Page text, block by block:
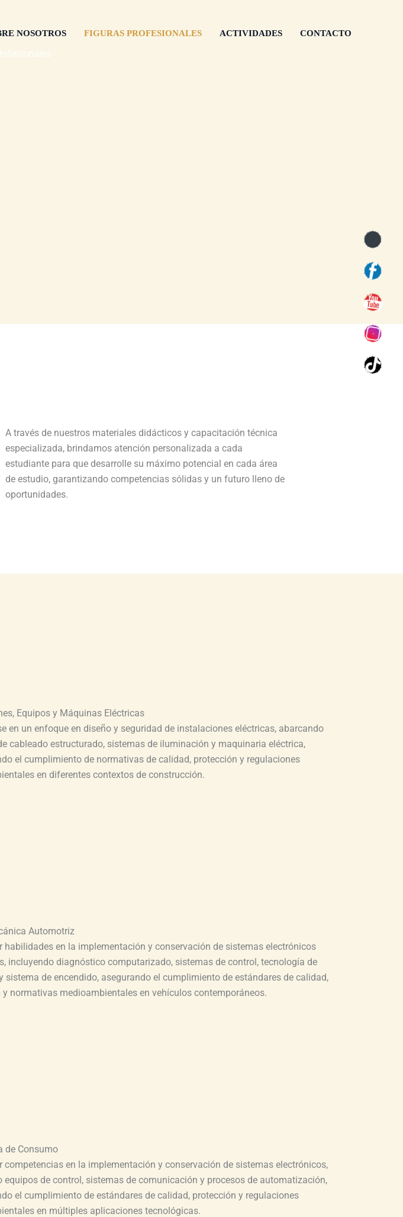
NOSOTROS FIGURAS PROFESIONALES ACTIVIDADES CONTACTO
A través de nuestros materiales didácticos y capacitación técnica
especializada, brindamos atención personalizada a cada
estudiante para que desarrolle su máximo potencial en cada área
de estudio, garantizando competencias sólidas y un futuro lleno de
oportunidades.
Equipos y Máquinas Eléctricas
en un enfoque en diseño y seguridad de instalaciones eléctricas, abarcando
cableado estructurado, sistemas de iluminación y maquinaria eléctrica,
el cumplimiento de normativas de calidad, protección y regulaciones
en diferentes contextos de construcción.
Automotriz
habilidades en la implementación y conservación de sistemas electrónicos
incluyendo diagnóstico computarizado, sistemas de control, tecnología de
sistema de encendido, asegurando el cumplimiento de estándares de calidad,
y normativas medioambientales en vehículos contemporáneos.
de Consumo
competencias en la implementación y conservación de sistemas electrónicos,
equipos de control, sistemas de comunicación y procesos de automatización,
el cumplimiento de estándares de calidad, protección y regulaciones
en múltiples aplicaciones tecnológicas.